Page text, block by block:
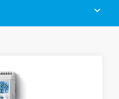
avec joystick)
pour chaque canal)
digitale est le choix judicieux